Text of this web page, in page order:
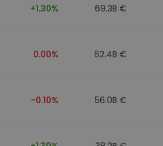
+1.30% 69.3B €
0.00% 62.4B €
-0.10% 56.0B €